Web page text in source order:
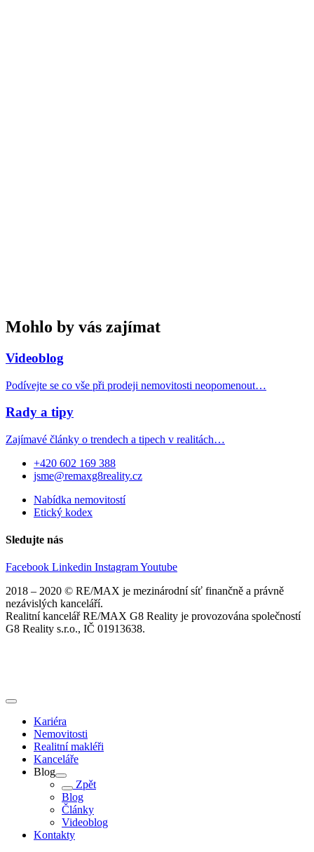
Mohlo by vás zajímat
Videoblog
Podívejte se co vše při prodeji nemovitosti neopomenout…
Rady a tipy
Zajímavé články o trendech a tipech v realitách…
+420 602 169 388
jsme@remaxg8reality.cz
Nabídka nemovitostí
Etický kodex
Sledujte nás
Facebook Linkedin InstagramYoutube
2018 – 2020 © RE/MAX je mezinárodní síť finančně a právně
nezávislých kanceláří.
Realitní kancelář RE/MAX G8 Reality je provozována společností
G8 Reality s.r.o., IČ 01913638.
Kariéra
Nemovitosti
Realitní makléři
Kanceláře
Blog
Zpět
Blog
Články
Videoblog
Kontakty